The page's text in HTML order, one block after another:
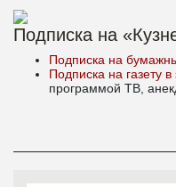
Подписка на
Подписка на
Подписка на газету
программой ТВ,